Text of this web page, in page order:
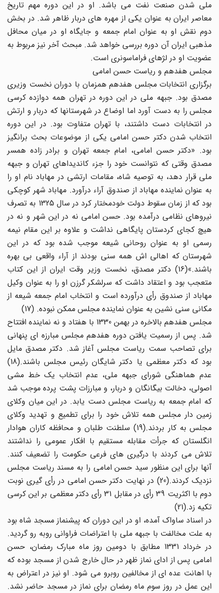
ملی شدن صنعت نفت می باشد. او در این دوره مهم تاریخ
معاصر ایران به عنوان یکی از مهره های دربار ظاهر شد. در بخش
دوم نقش او به عنوان امام جمعه و جایگاه او در میان محافل
مذهبی ایران آن دوره بررسی خواهد شد. مبحث آخر نیز مربوط به
عضویت او در لژهای فراماسونری است.
مجلس هفدهم و ریاست حسن امامی
برگزاری انتخابات مجلس هفدهم همزمان با دوران نخست وزیری
مصدق بود. جبهه ملی در این دوره در تهران همه دوازده کرسی
مجلس را به دست آورد اما اوضاع در شهرستانها که دربار و ارتش
در انتخابات دست داشتند، با تهران متفاوت بود. در این دوره
انتخاب شدن دکتر حسن امامی یکی از موضوعات بحث برانگیز
بود. «دکتر حسن امامی، امام جمعه تهران و برادر زاده همسر
مصدق وقتی که نتوانست خود را جزء کاندیداهای تهران و جبهه
ملی قرار دهد، به توصیه شاه، مقامات ارتشی در مهاباد نام او را
به عنوان نماینده مهاباد از صندوق آراء درآورد. مهاباد شهر کوچکی
بود که از زمان سقوط دولت خودمختار کرد در سال 1325 به تصرف
نیروهای نظامی درآمده بود. حسن امامی نه در این شهر و نه در
هیچ کجای کردستان پایگاهی نداشت و علاوه بر این مقام نیمه
رسمی او به عنوان روحانی شیعه موجب شده بود که در این
شهرستان که اهالی اش همه سنی بودند از آراء واقعی بی بهره
باشند.»(16) دکتر مصدق، نخست وزیر وقت ایران از این کتاب
متعجب بود و اعتقاد داشت که سرلشکر گرزن او را به عنوان وکیل
مهاباد از صندوق رأی درآورده است و انتخاب امام جمعه شیعه از
مکانی سنی نشین به عنوان نماینده مجلس ممکن نبوده. (17)
مجلس هفدهم بالاخره در بهمن 1330 با هفتاد و نه نماینده افتتاح
شد. پس از رسمیت یافتن دوره هفدهم مجلس مبارزه ای پنهانی
برای تصاحب سمت ریاست مجلس آغاز شد. دکتر مصدق مایل
بود که دکتر معظمی یا دکتر شایگان رئیس مجلس باشند.(18)
عدم هماهنگی شورای جبهه ملی، عدم انتخاب یک خط مشی
اصولی، دخالت بیگانگان و دربار، و مبارزات پشت پرده موجب شد
که امام جمعه به ریاست مجلس دست یابد. در این میان وکلای
زمین دار مجلس همه تلاش خود را برای تطمیع و تهدید وکلای
مجلس به کار بردند.(19) سلطنت طلبان و محافظه کاران هوادار
انگلستان که جرأت مقابله مستقیم با افکار عمومی را نداشتند
تلاش می کردند با درگیری های فرعی حکومت را تضعیف کنند.
آنها برای این منظور سید حسن امامی را به مسند ریاست مجلس
نزدیک کردند.(20) در نهایت دکتر حسن امامی در رأی گیری نوبت
دوم با اکثریت 39 رأی در مقابل 31 رأی دکتر معظمی بر این کرسی
تکیه زد.(21)
در اسناد ساواک آمده، او در این دوران که پیشنماز مسجد شاه بود
به علت مخالفت با جبهه ملی با اعتراضات فراوانی روبه رو گردید.
در خرداد 1331 مطابق با دومین روز ماه مبارک رمضان، حسن
امامی پس از ادای نماز ظهر در حال خارج شدن از مسجد بوده که
با اهانت عده ای از مخالفین روبرو می شود. او نیز در اعتراض به
این عمل در روز سوم ماه رمضان برای نماز در مسجد حاضر نشد.